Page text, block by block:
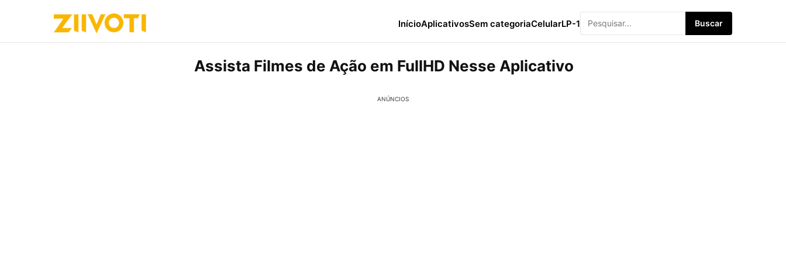
InícioAplicativosSem categoriaCelularLP-1 Buscar
Assista Filmes de Ação em FullHD Nesse Aplicativo
ANÚNCIOS